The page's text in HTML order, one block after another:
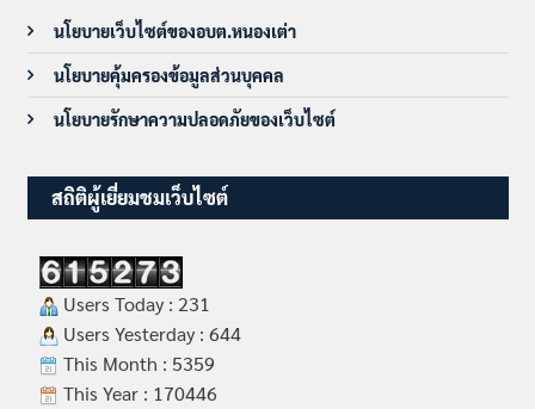
นโยบายเว็บไซต์ของอบต.หนองเต่า
นโยบายคุ้มครองข้อมูลส่วนบุคคล
นโยบายรักษาความปลอดภัยของเว็บไซต์
สถิติผู้เยี่ยมชมเว็บไซต์
Users Today : 231
Users Yesterday : 644
This Month : 5359
This Year : 170446